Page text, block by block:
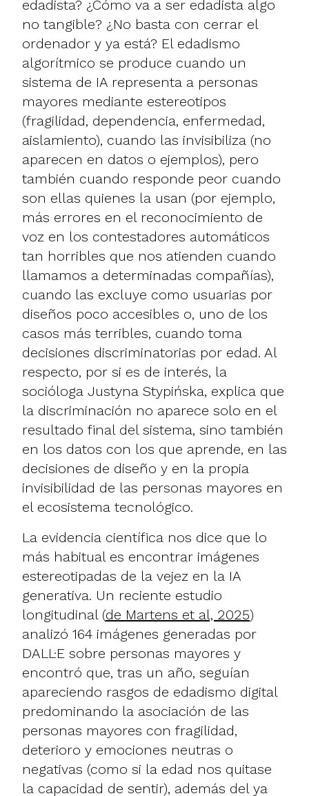
edadista? ¿Cómo va a ser edadista algo
no tangible? ¿No basta con cerrar el
ordenador y ya está? El edadismo
algorítmico se produce cuando un
sistema de IA representa a personas
mayores mediante estereotipos
(fragilidad, dependencia, enfermedad,
aislamiento), cuando las invisibiliza (no
aparecen en datos o ejemplos), pero
también cuando responde peor cuando
son ellas quienes la usan (por ejemplo,
más errores en el reconocimiento de
voz en los contestadores automáticos
tan horribles que nos atienden cuando
llamamos a determinadas compañías),
cuando las excluye como usuarias por
diseños poco accesibles o, uno de los
casos más terribles, cuando toma
decisiones discriminatorias por edad. Al
respecto, por si es de interés, la
socióloga Justyna Stypińska, explica que
la discriminación no aparece solo en el
resultado final del sistema, sino también
en los datos con los que aprende, en las
decisiones de diseño y en la propia
invisibilidad de las personas mayores en
el ecosistema tecnológico.
La evidencia científica nos dice que lo
más habitual es encontrar imágenes
estereotipadas de la vejez en la IA
generativa. Un reciente estudio
longitudinal (de Martens et al, 2025)
analizó 164 imágenes generadas por
DALL·E sobre personas mayores y
encontró que, tras un año, seguían
apareciendo rasgos de edadismo digital
predominando la asociación de las
personas mayores con fragilidad,
deterioro y emociones neutras o
negativas (como si la edad nos quitase
la capacidad de sentir), además del ya